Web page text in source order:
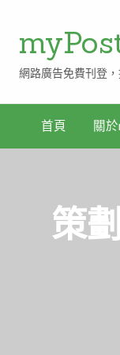
網路廣告免費刊登
首頁 關
策